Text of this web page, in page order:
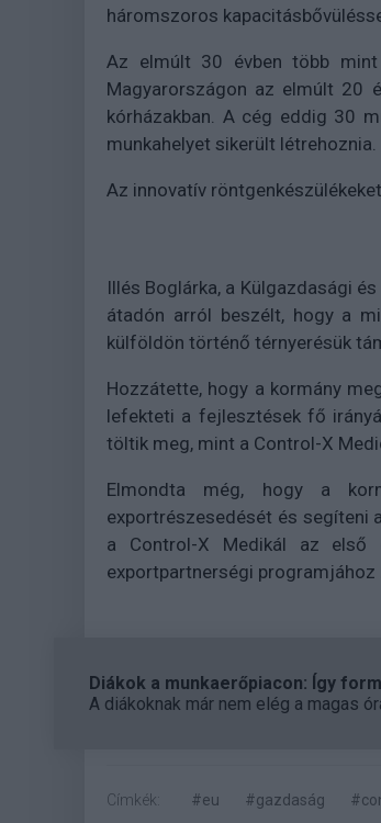
háromszoros
Az elmúlt 30 évben több
Magyarországon az elmúlt 20
kórházakban. A cég eddig 30
munkahelyet sikerült létrehoznia.
Az innovatív
Illés Boglárka, a Külgazdasági
átadón arról beszélt, hogy a
külföldön történő térnyerésük
Hozzátette, hogy a kormány
lefekteti a fejlesztések fő
töltik meg, mint a Control-X
Elmondta még, hogy a
exportrészesedését és segíteni
a Control-X Medikál az első
exportpartnerségi programjához
Diákok a munkaerőpiacon: Így
A diákoknak már nem elég a magas
Címkék: #eu #gazdaság